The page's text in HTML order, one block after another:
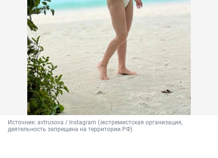
Источник: avtrusova / Instagram (экстремистская организация,
деятельность запрещена на территории РФ)